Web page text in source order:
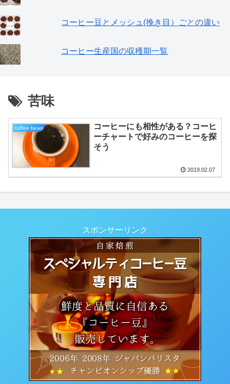
コーヒー豆とメッシュ(挽き目）ごとの違い
コーヒー生産国の収穫期一覧
苦味
coffee bean
コーヒーにも相性がある？コーヒ
ーチャートで好みのコーヒーを探
そう
2019.02.07
スポンサーリンク